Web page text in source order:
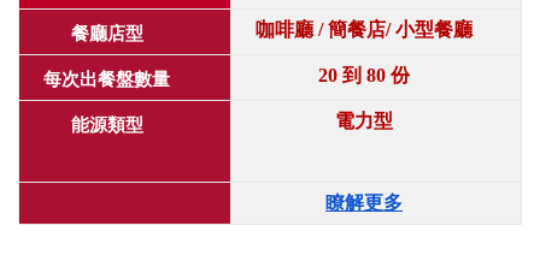
餐廳店型 咖啡廳 / 簡餐店/ 小型餐廳
每次出餐盤數量 20 到 80 份
能源類型 電力型
瞭解更多